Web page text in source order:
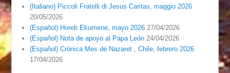
(Italiano) Piccoli Fratelli di Jesus Caritas, maggio 2026
20/05/2026
(Español) Horeb Ekumene, mayo 2026 27/04/2026
(Español) Nota de apoyo al Papa León 24/04/2026
(Español) Crónica Mes de Nazaret , Chile, febrero 2026
17/04/2026